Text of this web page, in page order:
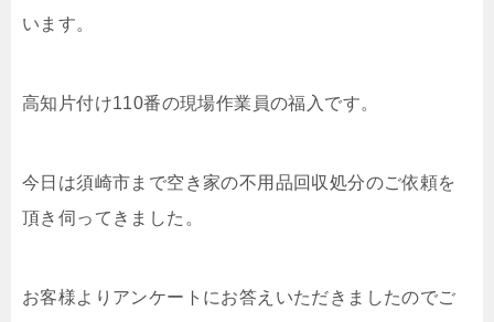
います。
高知片付け110番の現場作業員の福入です。
今日は須崎市まで空き家の不用品回収処分のご依頼を
頂き伺ってきました。
お客様よりアンケートにお答えいただきましたのでご